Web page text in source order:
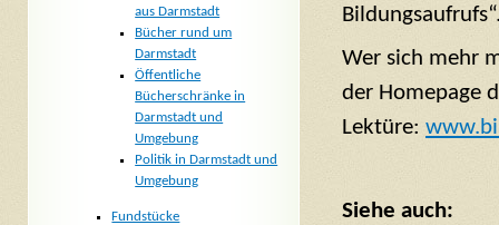
Wer sich mehr
der Homepage
Lektüre:
Siehe auch:
aus Darmstadt
Bücher rund um
Darmstadt
Öffentliche
Bücherschränke in
Darmstadt und
Umgebung
Politik in Darmstadt und
Umgebung
Fundstücke